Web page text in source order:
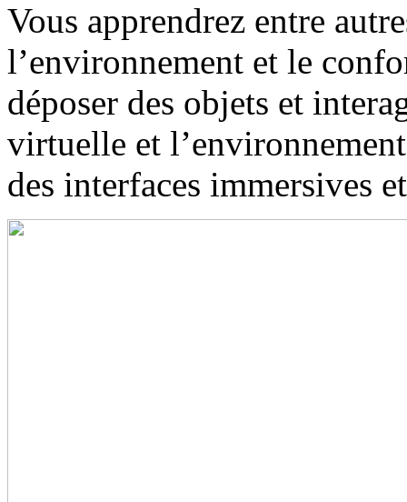
Vous apprendrez entre
l’environnement et le
déposer des objets et
virtuelle et
des interfaces immersives